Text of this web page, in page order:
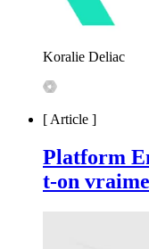
Koralie Deliac
[ Article ]
Platform
t-on